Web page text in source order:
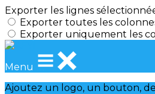
Exporter les lignes
Exporter toutes les
Exporter uniquement les
Menu
Ajoutez un logo, un bouton,